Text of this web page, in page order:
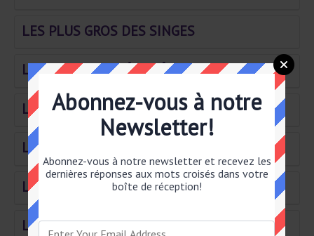
LES PLUS GROS DES SINGES
LOGE– MENT AMÉNAGÉ RURAL
Le hautbois est un anglais
Longue file à Montréal et à Lausanne
Les vieilles rues le sont
Lettres de recours
Abonnez-vous à notre
Newsletter!
Abonnez-vous à notre newsletter et recevez les
dernières réponses aux mots croisés dans votre
boîte de réception!